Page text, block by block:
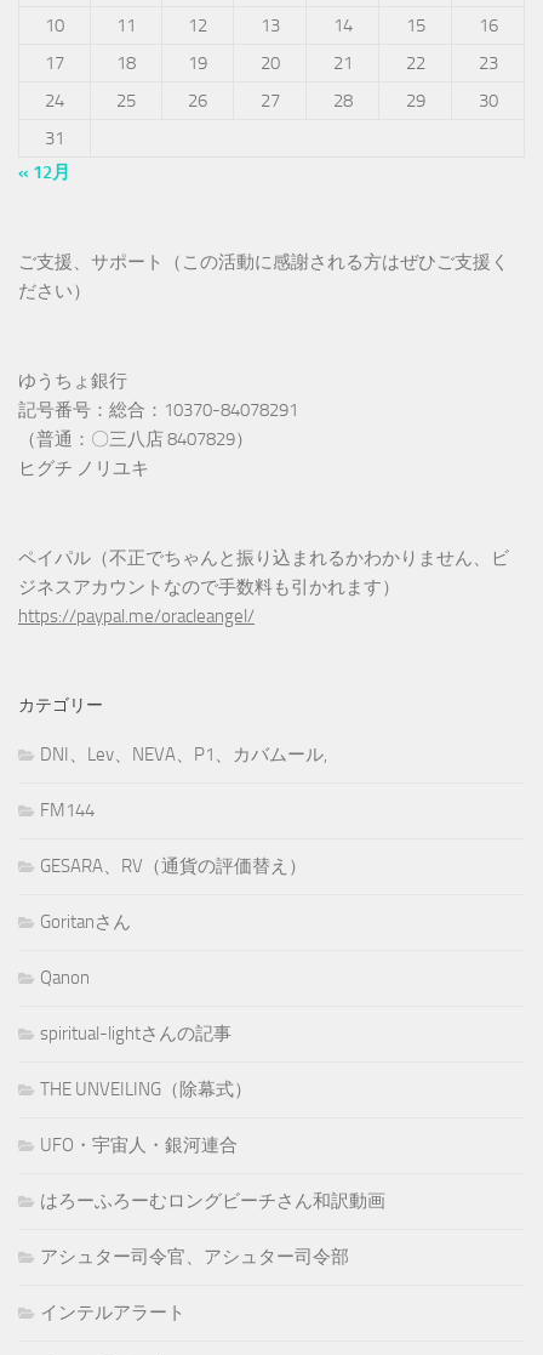
10
11 12 13 14 15
16
17
18 19 20 21 22
23
24
25 26 27 28 29
30
31
« 12月
ご支援、サポート（この活動に感謝される方はぜひご支援く
ださい）
ゆうちょ銀行
記号番号：総合：10370-84078291
（普通：〇三八店 8407829）
ヒグチ ノリユキ
ペイパル（不正でちゃんと振り込まれるかわかりません、ビ
ジネスアカウントなので手数料も引かれます）
https://paypal.me/oracleangel/
カテゴリー
DNI、Lev、NEVA、P1、カバムール,
FM144
GESARA、RV（通貨の評価替え）
Goritanさん
Qanon
spiritual-lightさんの記事
THE UNVEILING（除幕式）
UFO・宇宙人・銀河連合
はろーふろーむロングビーチさん和訳動画
アシュター司令官、アシュター司令部
インテルアラート